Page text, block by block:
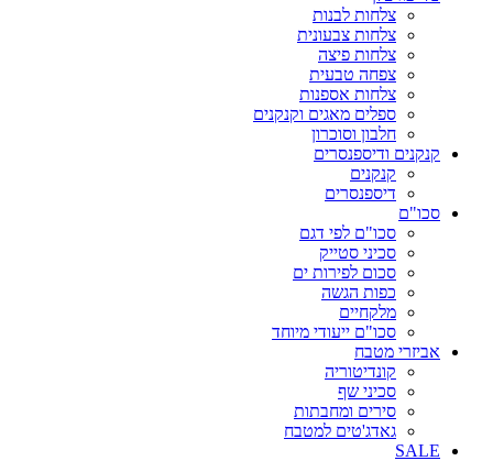
צלחות לבנות
צלחות צבעונית
צלחות פיצה
צפחה טבעית
צלחות אספנות
ספלים מאגים וקנקנים
חלבון וסוכרון
קנקנים ודיספנסרים
קנקנים
דיספנסרים
סכו"ם
סכו"ם לפי דגם
סכיני סטייק
סכום לפירות ים
כפות הגשה
מלקחיים
סכו"ם ייעודי מיוחד
אביזרי מטבח
קונדיטוריה
סכיני שף
סירים ומחבתות
גאדג'טים למטבח
SALE